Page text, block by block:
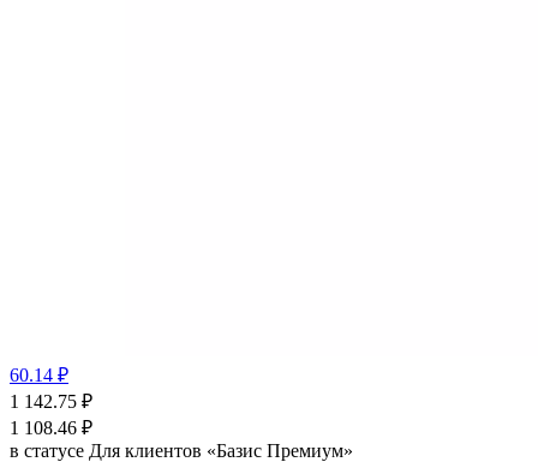
60.14 ₽
1 142.75 ₽
1 108.46 ₽
в статусе Для клиентов «Базис Премиум»